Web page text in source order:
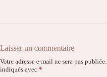
Laisser un commentaire
Votre adresse e-mail ne sera pas publiée.
indiqués avec *